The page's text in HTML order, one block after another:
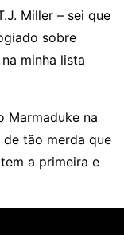
Miller – sei que
sobre
minha lista
Marmaduke na
de tão merda que
a primeira e